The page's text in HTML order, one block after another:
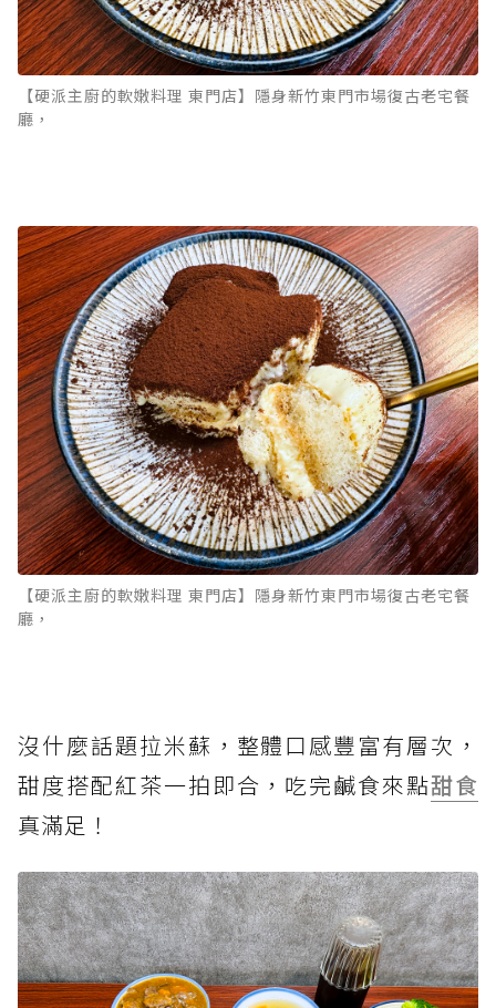
【硬派主廚的軟嫩料理 東門店】隱身新竹東門市場復古老宅餐
廳，
【硬派主廚的軟嫩料理 東門店】隱身新竹東門市場復古老宅餐
廳，
沒什麼話題拉米蘇，整體口感豐富有層次，
甜度搭配紅茶一拍即合，吃完鹹食來點甜食
真滿足！